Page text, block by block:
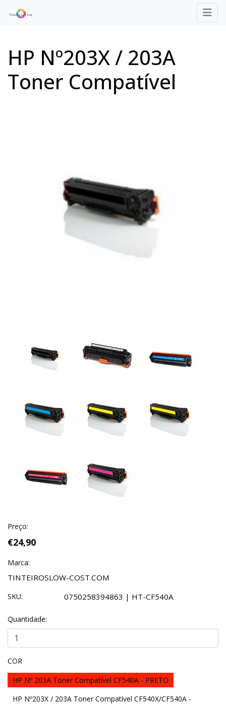
HP Nº203X / 203A
Toner Compatível
Preço:
€24,90
Marca:
TINTEIROSLOW-COST.COM
SKU: 0750258394863 | HT-CF540A
Quantidade:
COR
HP Nº 203A Toner Compatível CF540A - PRETO
HP Nº203X / 203A Toner Compatível CF540X/CF540A -